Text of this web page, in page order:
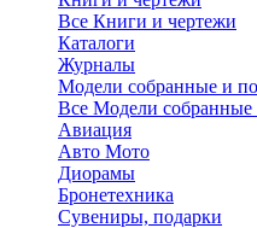
Все Книги и чертежи
Каталоги
Журналы
Модели собранные и
Все Модели
Авиация
Авто Мото
Диорамы
Бронетехника
Сувениры, подарки